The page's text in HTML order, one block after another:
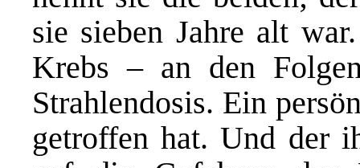
sie sieben Jahre alt
Krebs – an den
Strahlendosis. Ein
getroffen hat. Und der